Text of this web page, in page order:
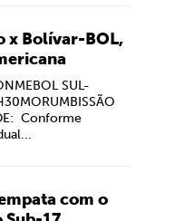
x Bolívar-BOL,
SUL-
Conforme
com o